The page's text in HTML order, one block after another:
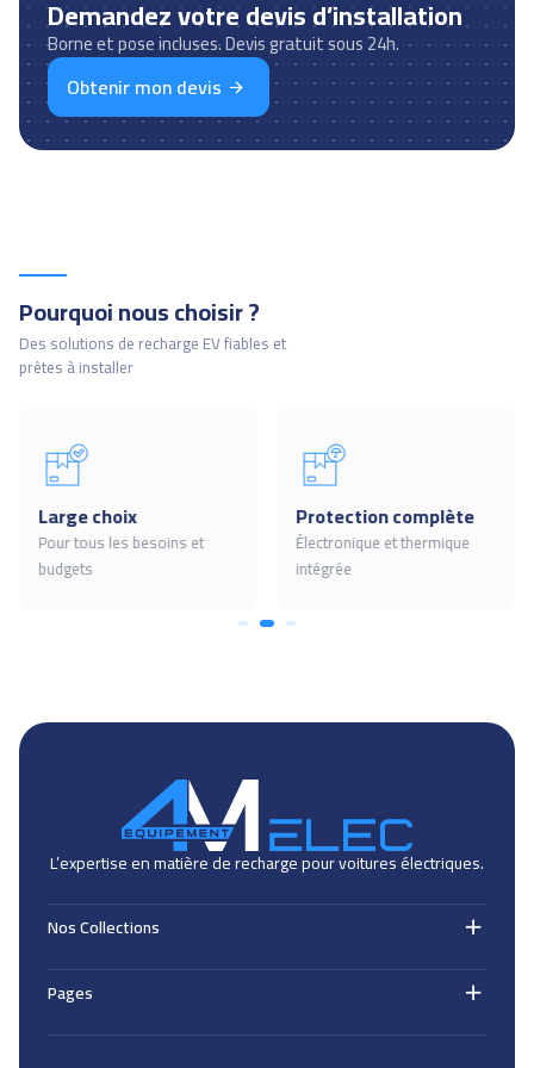
Demandez votre devis d’installation
Borne et pose incluses. Devis gratuit sous 24h.
Obtenir mon devis
Pourquoi nous choisir ?
Des solutions de recharge EV fiables et
prêtes à installer
Large choix
Pour tous les besoins et
budgets
Protection complète
Électronique et thermique
intégrée
L’expertise en matière de recharge pour voitures électriques.
Nos Collections
Bornes de recharge (EV)
Supports & accessoires (EV)
Pages